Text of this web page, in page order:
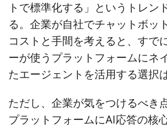
トで標準化する」というトレン
る。企業が自社でチャットボッ
コストと手間を考えると、すで
ーが使うプラットフォームにネ
たエージェントを活用する選択
ただし、企業が気をつけるべき
プラットフォームにAI応答の核